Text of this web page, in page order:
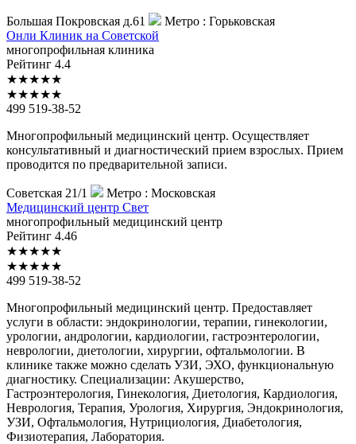
Большая Покровская д.61 Метро : Горьковская
Онли Клиник на Советской
многопрофильная клиника
Рейтинг 4.4
★★★★★
★★★★★
499 519-38-52
Многопрофильный медицинский центр. Осуществляет
консультативный и диагностический прием взрослых. Прием
проводится по предварительной записи.
Советская 21/1 Метро : Московская
Медицинский центр Свет
многопрофильный медицинский центр
Рейтинг 4.46
★★★★★
★★★★★
499 519-38-52
Многопрофильный медицинский центр. Предоставляет
услуги в области: эндокринологии, терапии, гинекологии,
урологии, андрологии, кардиологии, гастроэнтерологии,
неврологии, диетологии, хирургии, офтальмологии. В
клинике также можно сделать УЗИ, ЭХО, функциональную
диагностику. Специализации: Акушерство,
Гастроэнтерология, Гинекология, Диетология, Кардиология,
Неврология, Терапия, Урология, Хирургия, Эндокринология,
УЗИ, Офтальмология, Нутрициология, Диабетология,
Физиотерапия, Лаборатория.